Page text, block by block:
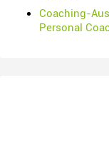
Coaching-
Personal